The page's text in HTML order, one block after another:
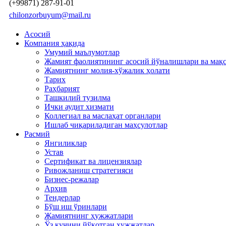
(+99871) 287-91-01
chilonzorbuyum@mail.ru
Асосий
Компания ҳақида
Умумий маълумотлар
Жамият фаолиятининг асосий йўналишлари ва
Жамиятнинг молия-хўжалик ҳолати
Тарих
Раҳбарият
Ташкилий тузилма
Ички аудит хизмати
Коллегиал ва маслаҳат органлари
Ишлаб чиқариладиган маҳсулотлар
Расмий
Янгиликлар
Устав
Сертификат ва лицензиялар
Ривожланиш стратегияси
Бизнес-режалар
Архив
Тендерлар
Бўш иш ўринлари
Жамиятнинг ҳужжатлари